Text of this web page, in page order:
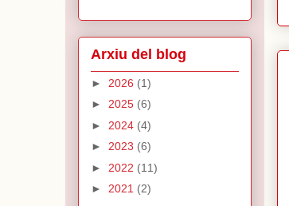
Arxiu del blog
► 2026 (1)
► 2025 (6)
► 2024 (4)
► 2023 (6)
► 2022 (11)
► 2021 (2)